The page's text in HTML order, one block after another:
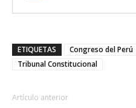
ETIQUETAS Congreso del Perú
Tribunal Constitucional
Artículo anterior